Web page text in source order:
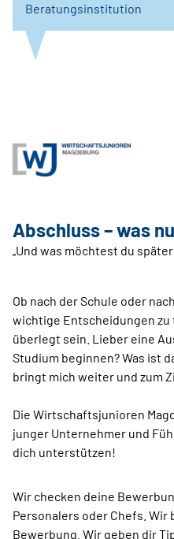
Beratungsinstitution
Abschluss – was
„Und was möchtest du
Ob nach der Schule oder
wichtige Entscheidungen
überlegt sein. Lieber eine
Studium beginnen? Was ist
bringt mich weiter und zum
Die Wirtschaftsjunioren
junger Unternehmer und
dich unterstützen!
Wir checken deine
Personalers oder Chefs. Wir
Bewerbung. Wir geben dir